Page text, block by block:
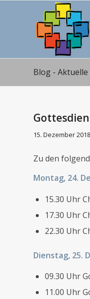
Blog -
15. Dezember 2018
Zu den
Montag, 24.
15.30 Uhr
17.30 Uhr
22.30 Uhr
Dienstag, 25.
09.30 Uhr
11.00 Uhr